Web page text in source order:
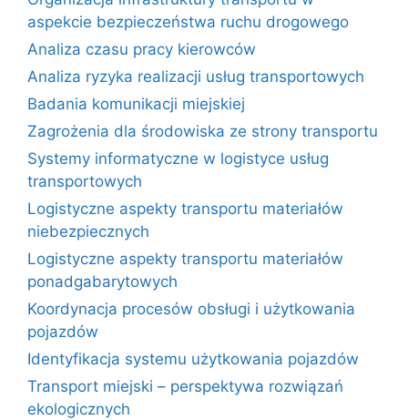
aspekcie bezpieczeństwa ruchu drogowego
Analiza czasu pracy kierowców
Analiza ryzyka realizacji usług transportowych
Badania komunikacji miejskiej
Zagrożenia dla środowiska ze strony transportu
Systemy informatyczne w logistyce usług
transportowych
Logistyczne aspekty transportu materiałów
niebezpiecznych
Logistyczne aspekty transportu materiałów
ponadgabarytowych
Koordynacja procesów obsługi i użytkowania
pojazdów
Identyfikacja systemu użytkowania pojazdów
Transport miejski – perspektywa rozwiązań
ekologicznych